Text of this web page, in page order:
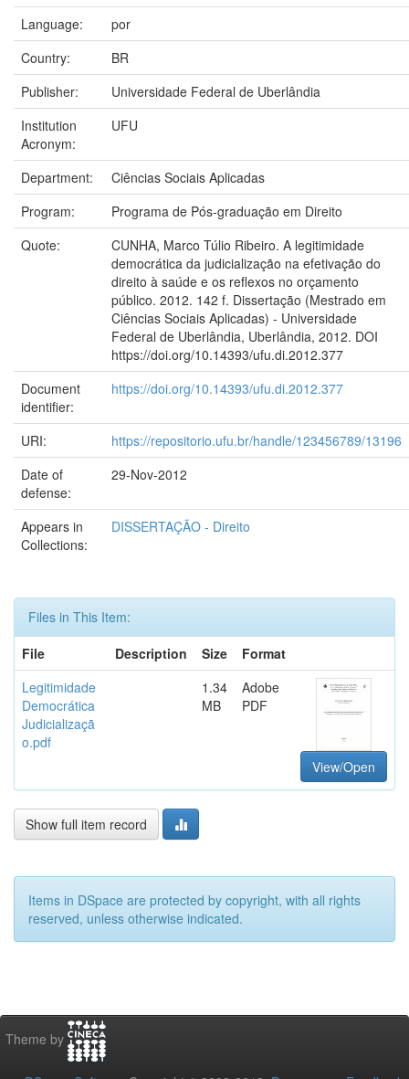
Language:
por
Country:
BR
Publisher:
Universidade Federal de Uberlândia
Institution
Acronym:
UFU
Department:
Ciências Sociais Aplicadas
Program:
Programa de Pós-graduação em Direito
Quote:
CUNHA, Marco Túlio Ribeiro. A legitimidade
democrática da judicialização na efetivação do
direito à saúde e os reflexos no orçamento
público. 2012. 142 f. Dissertação (Mestrado em
Ciências Sociais Aplicadas) - Universidade
Federal de Uberlândia, Uberlândia, 2012. DOI
https://doi.org/10.14393/ufu.di.2012.377
Document
identifier:
https://doi.org/10.14393/ufu.di.2012.377
URI:
https://repositorio.ufu.br/handle/123456789/13196
Date of
defense:
29-Nov-2012
Appears in
Collections:
DISSERTAÇÃO - Direito
Files in This Item:
File
Description Size
Format
Legitimidade
Democrática
Judicializaçã
o.pdf
1.34
MB
Adobe
PDF
View/Open
Show full item record
Items in DSpace are protected by copyright, with all rights
reserved, unless otherwise indicated.
Theme by